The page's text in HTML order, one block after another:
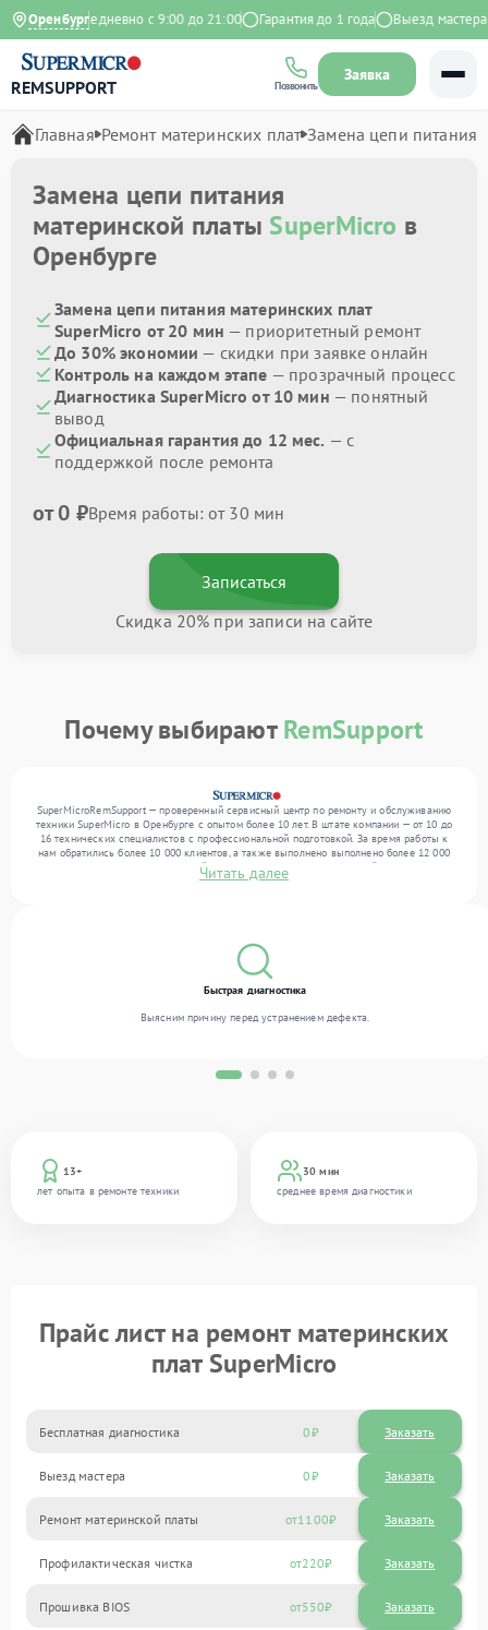
ОренбургЕжедневно с 9:00 до 21:00 Гарантия до 1 года Выезд мастера
REMSUPPORT Позвонить
Заявка
Главная Ремонт материнских плат Замена цепи питания
Замена цепи питания
материнской платы SuperMicro в
Оренбурге
Замена цепи питания материнских плат
SuperMicro от 20 мин — приоритетный ремонт
До 30% экономии — скидки при заявке онлайн
Контроль на каждом этапе — прозрачный процесс
Диагностика SuperMicro от 10 мин — понятный
вывод
Официальная гарантия до 12 мес. — с
поддержкой после ремонта
от 0 ₽Время работы: от 30 мин
Записаться
Скидка 20% при записи на сайте
Почему выбираютRemSupport
SuperMicroRemSupport — проверенный сервисный центр по ремонту и обслуживанию
техники SuperMicro в Оренбурге с опытом более 10 лет. В штате компании — от 10 до
16 технических специалистов с профессиональной подготовкой. За время работы к
нам обратились более 10 000 клиентов, а также выполнено выполнено более 12 000
ремонтов. Ежемесячно в сервисный центр поступает более 300 устройств, включая , , .
Мы устраняем поломки любой сложности и предлагаем стабильный уровень сервиса
Читать далее
13+
лет опыта в ремонте техники
30 мин
среднее время диагностики
Быстрая диагностика
Выясним причину перед устранением дефекта.
Прайс лист на ремонт материнских
плат SuperMicro
Бесплатная диагностика 0 Заказать
Выезд мастера 0 Заказать
Ремонт материнской платы 1100
Профилактическая чистка 220
Прошивка BIOS 550